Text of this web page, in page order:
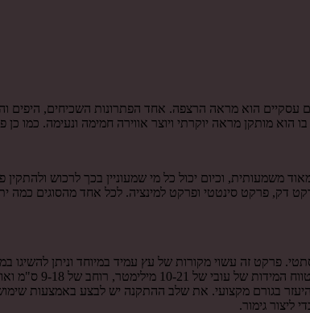
הוא מראה הרצפה. אחד הפתרונות השכיחים, היפים
מותקן מראה יוקרתי ויוצר אווירה חמימה ונעימה. כמו
משמעותית, וכיום יכול כל מי שמעוניין בכך לרכוש
פרקט סינטטי ופרקט למינציה. לכל אחד מהסוגים כמה
פרקט זה עשוי מקורות של עץ עמיד במיוחד וניתן להשיגו
בגורם מקצועי. את שלב ההתקנה יש לבצע באמצעות
גימור.